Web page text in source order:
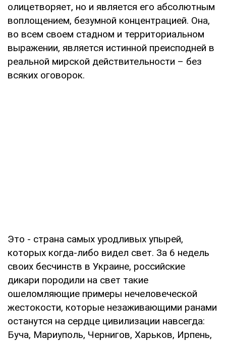
олицетворяет, но и является его абсолютным
воплощением, безумной концентрацией. Она,
во всем своем стадном и территориальном
выражении, является истинной преисподней в
реальной мирской действительности – без
всяких оговорок.
Это - страна самых уродливых упырей,
которых когда-либо видел свет. За 6 недель
своих бесчинств в Украине, российские
дикари породили на свет такие
ошеломляющие примеры нечеловеческой
жестокости, которые незаживающими ранами
останутся на сердце цивилизации навсегда:
Буча, Мариуполь, Чернигов, Харьков, Ирпень,